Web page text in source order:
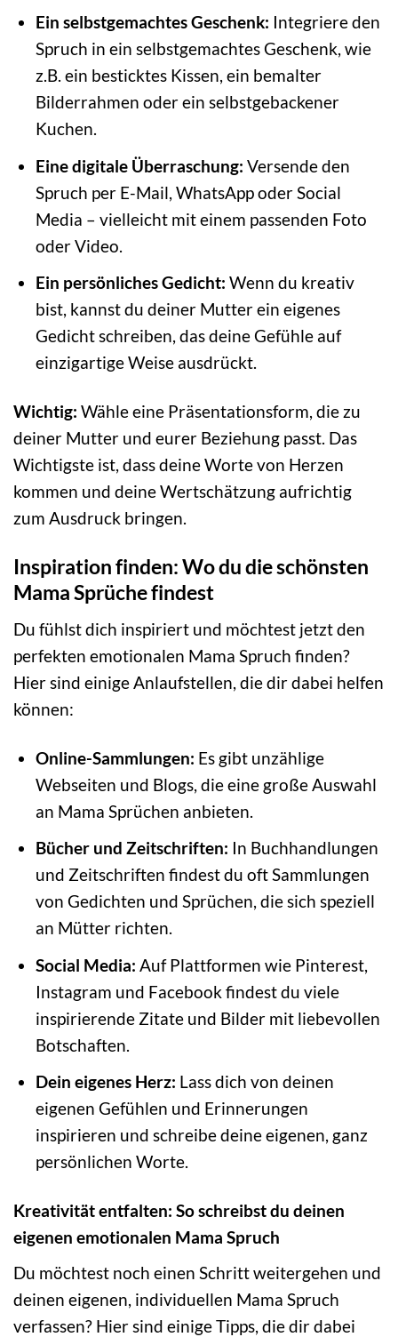
Ein selbstgemachtes Geschenk: Integriere den
Spruch in ein selbstgemachtes Geschenk, wie
z.B. ein besticktes Kissen, ein bemalter
Bilderrahmen oder ein selbstgebackener
Kuchen.
Eine digitale Überraschung: Versende den
Spruch per E-Mail, WhatsApp oder Social
Media – vielleicht mit einem passenden Foto
oder Video.
Ein persönliches Gedicht: Wenn du kreativ
bist, kannst du deiner Mutter ein eigenes
Gedicht schreiben, das deine Gefühle auf
einzigartige Weise ausdrückt.
Wichtig: Wähle eine Präsentationsform, die zu
deiner Mutter und eurer Beziehung passt. Das
Wichtigste ist, dass deine Worte von Herzen
kommen und deine Wertschätzung aufrichtig
zum Ausdruck bringen.
Inspiration finden: Wo du die schönsten
Mama Sprüche findest
Du fühlst dich inspiriert und möchtest jetzt den
perfekten emotionalen Mama Spruch finden?
Hier sind einige Anlaufstellen, die dir dabei helfen
können:
Online-Sammlungen: Es gibt unzählige
Webseiten und Blogs, die eine große Auswahl
an Mama Sprüchen anbieten.
Bücher und Zeitschriften: In Buchhandlungen
und Zeitschriften findest du oft Sammlungen
von Gedichten und Sprüchen, die sich speziell
an Mütter richten.
Social Media: Auf Plattformen wie Pinterest,
Instagram und Facebook findest du viele
inspirierende Zitate und Bilder mit liebevollen
Botschaften.
Dein eigenes Herz: Lass dich von deinen
eigenen Gefühlen und Erinnerungen
inspirieren und schreibe deine eigenen, ganz
persönlichen Worte.
Kreativität entfalten: So schreibst du deinen
eigenen emotionalen Mama Spruch
Du möchtest noch einen Schritt weitergehen und
deinen eigenen, individuellen Mama Spruch
verfassen? Hier sind einige Tipps, die dir dabei